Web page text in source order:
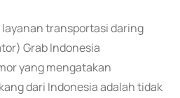
transportasi daring
Grab Indonesia
yang mengatakan
dari Indonesia adalah tidak